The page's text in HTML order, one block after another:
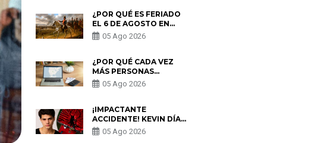
¿POR QUÉ ES FERIADO
EL 6 DE AGOSTO EN
PERÚ? ESTA ES LA
HISTORIA
05 Ago 2026
¿POR QUÉ CADA VEZ
MÁS PERSONAS
UTILIZAN UNA VPN
PARA PROTEGER SU
05 Ago 2026
¡IMPACTANTE
ACCIDENTE! KEVIN DÍAZ
CAE DESDE OCHO
METROS EN “ESTO ES
05 Ago 2026